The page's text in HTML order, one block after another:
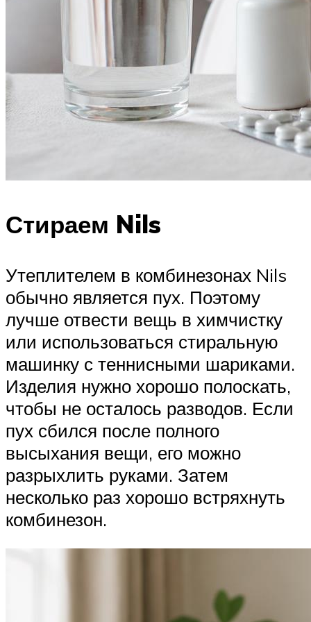
Стираем Nils
Утеплителем в комбинезонах Nils
обычно является пух. Поэтому
лучше отвести вещь в химчистку
или использоваться стиральную
машинку с теннисными шариками.
Изделия нужно хорошо полоскать,
чтобы не осталось разводов. Если
пух сбился после полного
высыхания вещи, его можно
разрыхлить руками. Затем
несколько раз хорошо встряхнуть
комбинезон.